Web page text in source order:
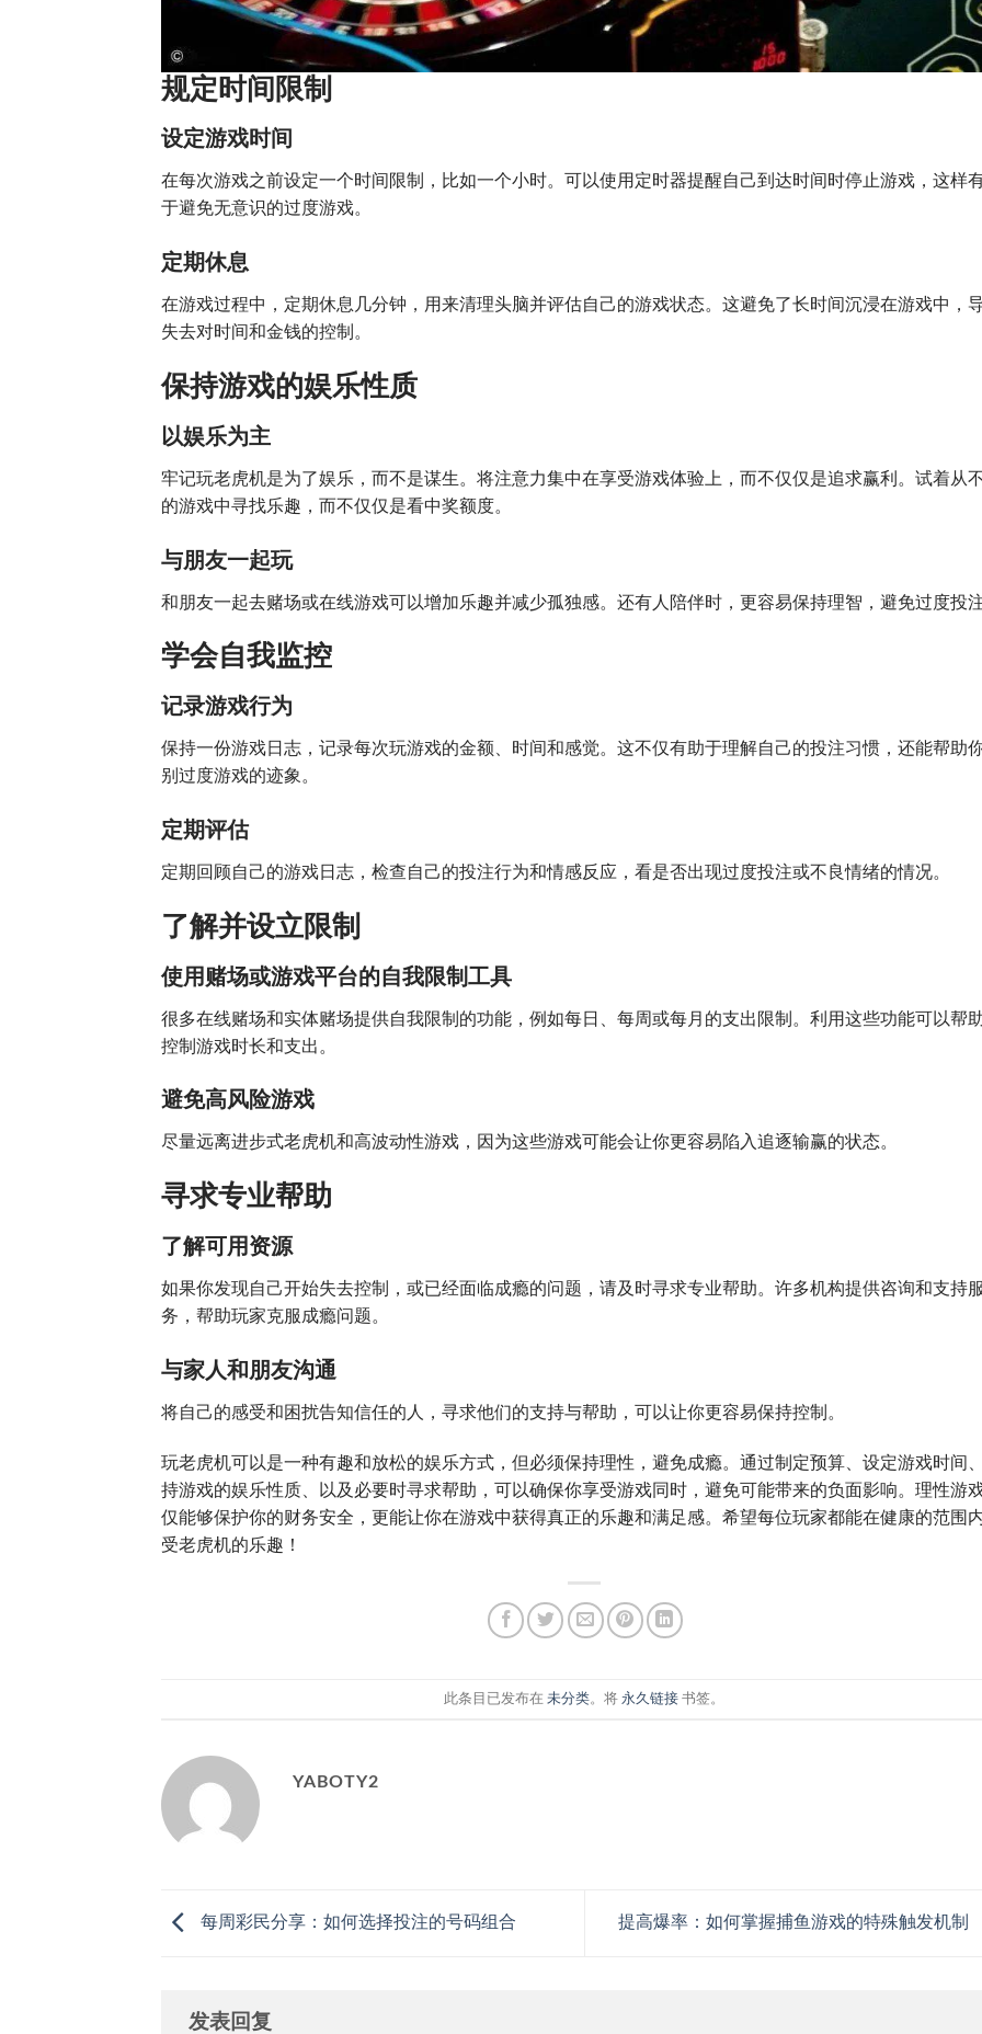
规定时间限制
设定游戏时间
在每次游戏之前设定一个时间限制，比如一个小时。可以使用定时器提醒自己到达时间时停止游戏，这样
于避免无意识的过度游戏。
定期休息
在游戏过程中，定期休息几分钟，用来清理头脑并评估自己的游戏状态。这避免了长时间沉浸在游戏中，
失去对时间和金钱的控制。
保持游戏的娱乐性质
以娱乐为主
牢记玩老虎机是为了娱乐，而不是谋生。将注意力集中在享受游戏体验上，而不仅仅是追求赢利。试着从
的游戏中寻找乐趣，而不仅仅是看中奖额度。
与朋友一起玩
和朋友一起去赌场或在线游戏可以增加乐趣并减少孤独感。还有人陪伴时，更容易保持理智，避免过度投注
学会自我监控
记录游戏行为
保持一份游戏日志，记录每次玩游戏的金额、时间和感觉。这不仅有助于理解自己的投注习惯，还能帮助
别过度游戏的迹象。
定期评估
定期回顾自己的游戏日志，检查自己的投注行为和情感反应，看是否出现过度投注或不良情绪的情况。
了解并设立限制
使用赌场或游戏平台的自我限制工具
很多在线赌场和实体赌场提供自我限制的功能，例如每日、每周或每月的支出限制。利用这些功能可以帮
控制游戏时长和支出。
避免高风险游戏
尽量远离进步式老虎机和高波动性游戏，因为这些游戏可能会让你更容易陷入追逐输赢的状态。
寻求专业帮助
了解可用资源
如果你发现自己开始失去控制，或已经面临成瘾的问题，请及时寻求专业帮助。许多机构提供咨询和支持服
务，帮助玩家克服成瘾问题。
与家人和朋友沟通
将自己的感受和困扰告知信任的人，寻求他们的支持与帮助，可以让你更容易保持控制。
玩老虎机可以是一种有趣和放松的娱乐方式，但必须保持理性，避免成瘾。通过制定预算、设定游戏时间
持游戏的娱乐性质、以及必要时寻求帮助，可以确保你享受游戏同时，避免可能带来的负面影响。理性游
仅能够保护你的财务安全，更能让你在游戏中获得真正的乐趣和满足感。希望每位玩家都能在健康的范围
受老虎机的乐趣！
此条目已发布在未分类。将永久链接 书签。
YABOTY2
每周彩民分享：如何选择投注的号码组合 提高爆率：如何掌握捕鱼游戏的特殊触发机制
发表回复